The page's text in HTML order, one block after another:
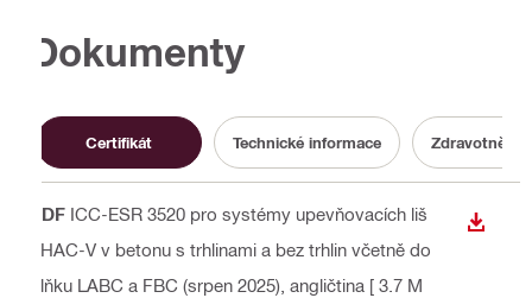
Dokumenty
Certifikát Technické informace Zdravotně-
PDF ICC-ESR 3520 pro systémy upevňovacích liš
t HAC-V v betonu s trhlinami a bez trhlin včetně do
plňku LABC a FBC (srpen 2025) , angličtina [ 3.7 M